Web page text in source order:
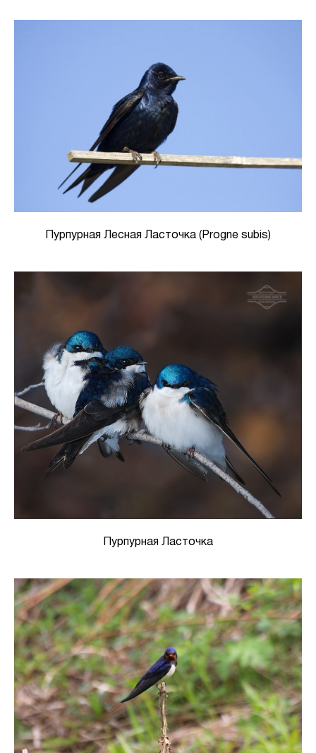
Пурпурная Лесная Ласточка (Progne subis)
Пурпурная Ласточка